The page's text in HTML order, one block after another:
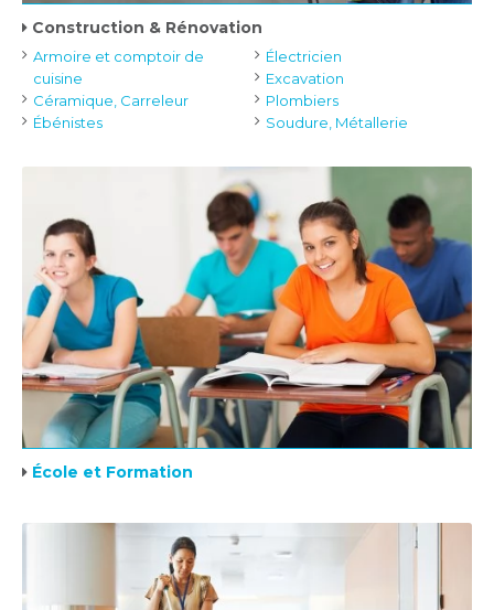
Construction & Rénovation
Armoire et comptoir de
cuisine
Céramique, Carreleur
Ébénistes
Électricien
Excavation
Plombiers
Soudure, Métallerie
École et Formation